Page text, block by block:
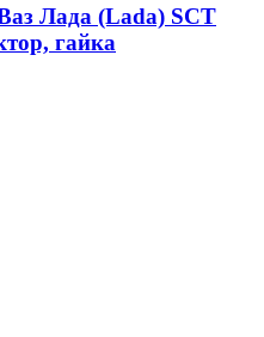
Лада (Lada) SCT
гайка